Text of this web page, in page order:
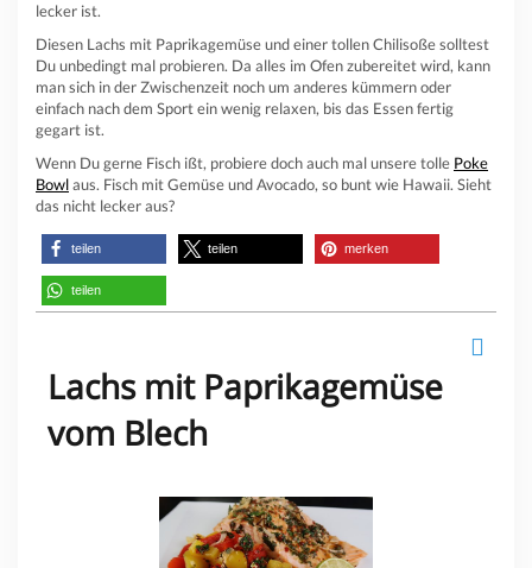
lecker ist.
Diesen Lachs mit Paprikagemüse und einer tollen Chilisoße solltest
Du unbedingt mal probieren. Da alles im Ofen zubereitet wird, kann
man sich in der Zwischenzeit noch um anderes kümmern oder
einfach nach dem Sport ein wenig relaxen, bis das Essen fertig
gegart ist.
Wenn Du gerne Fisch ißt, probiere doch auch mal unsere tolle Poke
Bowlaus. Fisch mit Gemüse und Avocado, so bunt wie Hawaii. Sieht
das nicht lecker aus?
teilen teilen merken
teilen
Lachs mit Paprikagemüse
vom Blech